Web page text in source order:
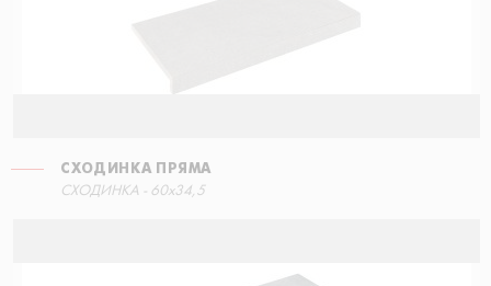
СХОДИНКА ПРЯМА
СХОДИНКА - 60x34,5
СХОДИНКА ЕКО З ПРОРІЗАМИ
30x60